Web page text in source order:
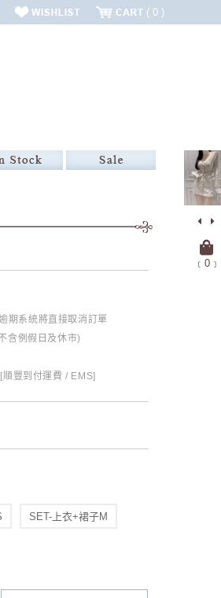
0
﹝ 0﹞
期系統將直接取消訂單
含例假日及休市)
豐到付運費 / EMS]
SET-上衣+裙子M